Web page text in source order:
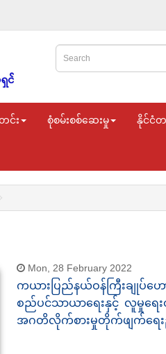
င်း စုံစမ်းစစ်ဆေးမှု နိုင်ငံ
Mon, 28 February 2022
ကယားပြည်နယ်ဝန်ကြီး
စည်ပင်သာယာရေးနှင့် လူမှုရေး
အဂတိလိုက်စားမှုတိုက်ဖျက်ရေး